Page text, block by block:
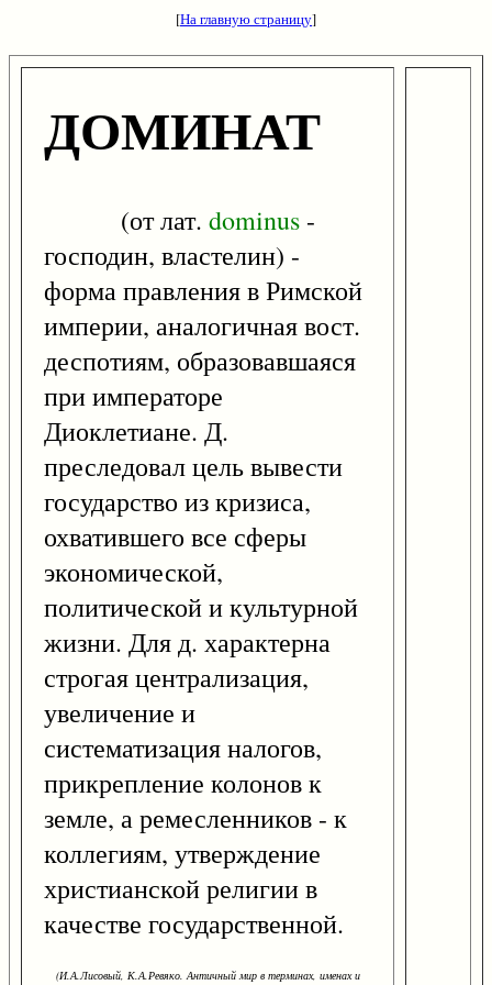
[На главную страницу]
ДОМИНАТ
(от лат. dominus -
господин, властелин) -
форма правления в Римской
империи, аналогичная вост.
деспотиям, образовавшаяся
при императоре
Диоклетиане. Д.
преследовал цель вывести
государство из кризиса,
охватившего все сферы
экономической,
политической и культурной
жизни. Для д. характерна
строгая централизация,
увеличение и
систематизация налогов,
прикрепление колонов к
земле, а ремесленников - к
коллегиям, утверждение
христианской религии в
качестве государственной.
(И.А.Лисовый, К.А.Ревяко. Античный мир в терминах, именах и